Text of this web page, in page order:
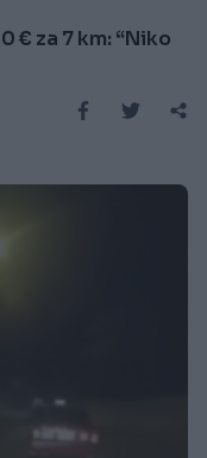
€ za 7 km: “Niko